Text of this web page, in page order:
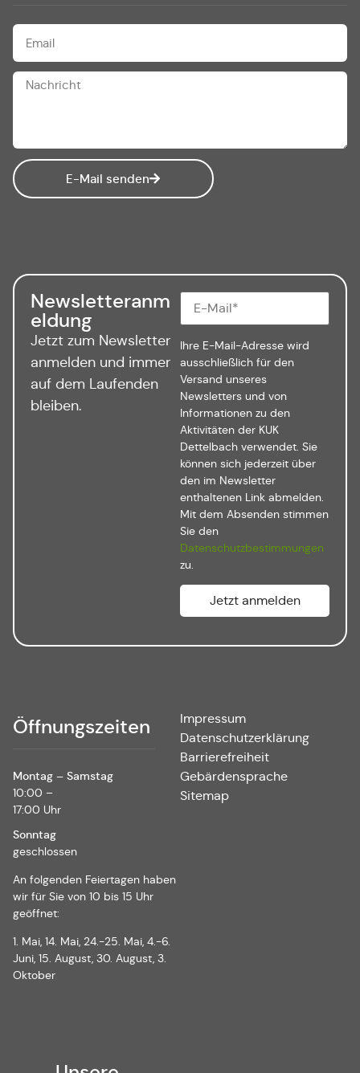
E-Mail senden
Newsletteranm
eldung
Jetzt zum Newsletter
anmelden und immer
auf dem Laufenden
bleiben.
Ihre E-Mail-Adresse wird
ausschließlich für den
Versand unseres
Newsletters und von
Informationen zu den
Aktivitäten der KUK
Dettelbach verwendet. Sie
können sich jederzeit über
den im Newsletter
enthaltenen Link abmelden.
Mit dem Absenden stimmen
Sie den
Datenschutzbestimmungen
zu.
Öffnungszeiten
Montag – Samstag
10:00 –
17:00 Uhr
Sonntag
geschlossen
An folgenden Feiertagen haben
wir für Sie von 10 bis 15 Uhr
geöffnet:
1. Mai, 14. Mai, 24.-25. Mai, 4.-6.
Juni, 15. August, 30. August, 3.
Oktober
Impressum
Datenschutzerklärung
Barrierefreiheit
Gebärdensprache
Sitemap